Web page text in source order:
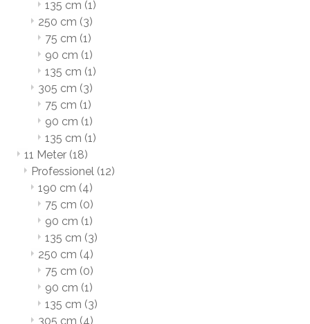
135 cm (1)
250 cm (3)
75 cm (1)
90 cm (1)
135 cm (1)
305 cm (3)
75 cm (1)
90 cm (1)
135 cm (1)
11 Meter (18)
Professionel (12)
190 cm (4)
75 cm (0)
90 cm (1)
135 cm (3)
250 cm (4)
75 cm (0)
90 cm (1)
135 cm (3)
305 cm (4)